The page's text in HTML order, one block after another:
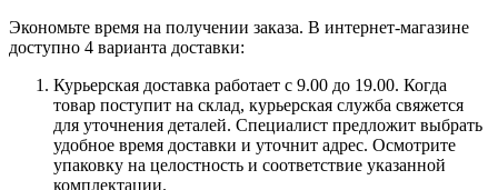
Экономьте время на получении заказа. В интернет-магазине
доступно 4 варианта доставки:
Курьерская доставка работает с 9.00 до 19.00. Когда
товар поступит на склад, курьерская служба свяжется
для уточнения деталей. Специалист предложит выбрать
удобное время доставки и уточнит адрес. Осмотрите
упаковку на целостность и соответствие указанной
комплектации.